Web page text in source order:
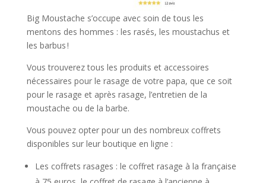
Big Moustache s’occupe avec soin de tous les
mentons des hommes : les rasés, les moustachus et
les barbus !
Vous trouverez tous les produits et accessoires
nécessaires pour le rasage de votre papa, que ce soit
pour le rasage et après rasage, l’entretien de la
moustache ou de la barbe.
Vous pouvez opter pour un des nombreux coffrets
disponibles sur leur boutique en ligne :
Les coffrets rasages : le coffret rasage à la française